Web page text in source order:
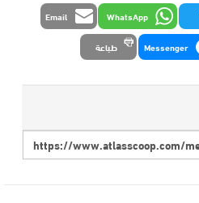
WhatsApp
Email
Messenger طباعة